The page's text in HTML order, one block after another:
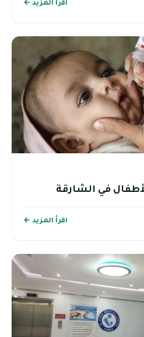
اقرأ المزيد ←
في الشارقة
اقرأ المزيد ←